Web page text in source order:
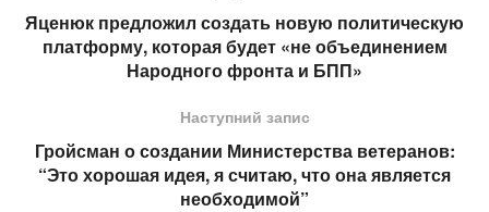
Яценюк предложил создать новую политическую
платформу, которая будет «не объединением
Народного фронта и БПП»
Наступний запис
Гройсман о создании Министерства ветеранов:
“Это хорошая идея, я считаю, что она является
необходимой”